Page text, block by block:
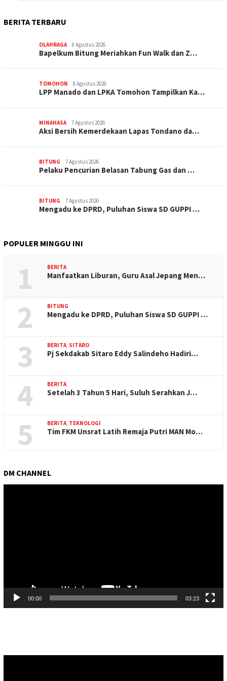
BERITA TERBARU
OLAHRAGA 8 Agustus 2026
Bapelkum Bitung Meriahkan Fun Walk dan Z…
TOMOHON 8 Agustus 2026
LPP Manado dan LPKA Tomohon Tampilkan Ka…
MINAHASA 7 Agustus 2026
Aksi Bersih Kemerdekaan Lapas Tondano da…
BITUNG 7 Agustus 2026
Pelaku Pencurian Belasan Tabung Gas dan …
BITUNG 7 Agustus 2026
Mengadu ke DPRD, Puluhan Siswa SD GUPPI …
POPULER MINGGU INI
1 BERITA
Manfaatkan Liburan, Guru Asal Jepang Men…
2 BITUNG
Mengadu ke DPRD, Puluhan Siswa SD GUPPI …
3 BERITA, SITARO
Pj Sekdakab Sitaro Eddy Salindeho Hadiri…
4 BERITA
Setelah 3 Tahun 5 Hari, Suluh Serahkan J…
5 BERITA, TEKNOLOGI
Tim FKM Unsrat Latih Remaja Putri MAN Mo…
DM CHANNEL
00:00 03:23